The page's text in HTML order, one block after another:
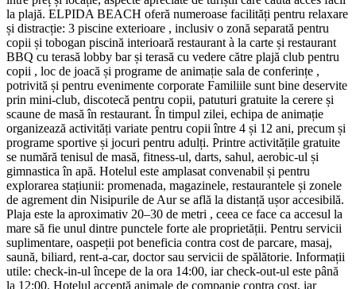
la plajă. ELPIDA BEACH oferă numeroase facilități pentru relaxare
și distracție: 3 piscine exterioare , inclusiv o zonă separată pentru
copii și tobogan piscină interioară restaurant à la carte și restaurant
BBQ cu terasă lobby bar și terasă cu vedere către plajă club pentru
copii , loc de joacă și programe de animație sala de conferințe ,
potrivită și pentru evenimente corporate Familiile sunt bine deservite
prin mini-club, discotecă pentru copii, patuturi gratuite la cerere și
scaune de masă în restaurant. În timpul zilei, echipa de animație
organizează activități variate pentru copii între 4 și 12 ani, precum și
programe sportive și jocuri pentru adulți. Printre activitățile gratuite
se numără tenisul de masă, fitness-ul, darts, sahul, aerobic-ul și
gimnastica în apă. Hotelul este amplasat convenabil și pentru
explorarea stațiunii: promenada, magazinele, restaurantele și zonele
de agrement din Nisipurile de Aur se află la distanță ușor accesibilă.
Plaja este la aproximativ 20–30 de metri , ceea ce face ca accesul la
mare să fie unul dintre punctele forte ale proprietății. Pentru servicii
suplimentare, oaspeții pot beneficia contra cost de parcare, masaj,
saună, biliard, rent-a-car, doctor sau servicii de spălătorie. Informații
utile: check-in-ul începe de la ora 14:00, iar check-out-ul este până
la 12:00. Hotelul acceptă animale de companie contra cost, iar